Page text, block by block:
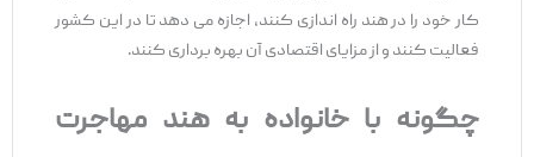
کار خود را در هند راه ‌اندازی کنند، اجازه می‌ دهد تا در این کشور
فعالیت کنند و از مزایای اقتصادی آن بهره ‌برداری کنند.
چگونه با خانواده به هند مهاجرت